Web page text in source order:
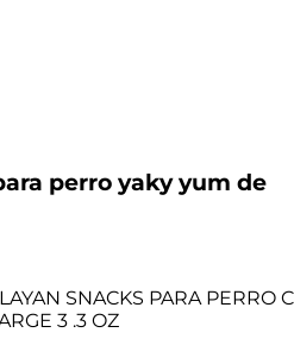
perro yaky yum de